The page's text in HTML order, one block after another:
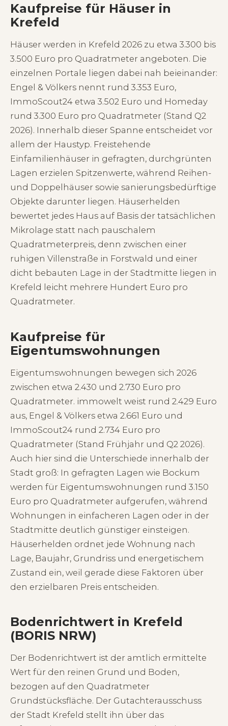
Kaufpreise für Häuser in
Krefeld
Häuser werden in Krefeld 2026 zu etwa 3.300 bis
3.500 Euro pro Quadratmeter angeboten. Die
einzelnen Portale liegen dabei nah beieinander:
Engel & Völkers nennt rund 3.353 Euro,
ImmoScout24 etwa 3.502 Euro und Homeday
rund 3.300 Euro pro Quadratmeter (Stand Q2
2026). Innerhalb dieser Spanne entscheidet vor
allem der Haustyp. Freistehende
Einfamilienhäuser in gefragten, durchgrünten
Lagen erzielen Spitzenwerte, während Reihen-
und Doppelhäuser sowie sanierungsbedürftige
Objekte darunter liegen. Häuserhelden
bewertet jedes Haus auf Basis der tatsächlichen
Mikrolage statt nach pauschalem
Quadratmeterpreis, denn zwischen einer
ruhigen Villenstraße in Forstwald und einer
dicht bebauten Lage in der Stadtmitte liegen in
Krefeld leicht mehrere Hundert Euro pro
Quadratmeter.
Kaufpreise für
Eigentumswohnungen
Eigentumswohnungen bewegen sich 2026
zwischen etwa 2.430 und 2.730 Euro pro
Quadratmeter. immowelt weist rund 2.429 Euro
aus, Engel & Völkers etwa 2.661 Euro und
ImmoScout24 rund 2.734 Euro pro
Quadratmeter (Stand Frühjahr und Q2 2026).
Auch hier sind die Unterschiede innerhalb der
Stadt groß: In gefragten Lagen wie Bockum
werden für Eigentumswohnungen rund 3.150
Euro pro Quadratmeter aufgerufen, während
Wohnungen in einfacheren Lagen oder in der
Stadtmitte deutlich günstiger einsteigen.
Häuserhelden ordnet jede Wohnung nach
Lage, Baujahr, Grundriss und energetischem
Zustand ein, weil gerade diese Faktoren über
den erzielbaren Preis entscheiden.
Bodenrichtwert in Krefeld
(BORIS NRW)
Der Bodenrichtwert ist der amtlich ermittelte
Wert für den reinen Grund und Boden,
bezogen auf den Quadratmeter
Grundstücksfläche. Der Gutachterausschuss
der Stadt Krefeld stellt ihn über das